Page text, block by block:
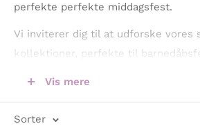
perfekte perfekte middagsfest.
Vi inviterer dig til at udforske vores
kollektioner, perfekte til
barnedåbskollektioner, der er nøje
Vis mere
Sorter